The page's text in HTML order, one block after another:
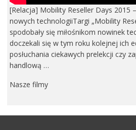
[Relacja] Mobility Reseller Days 2015
nowych technologiiTargi „Mobility
spodobały się miłośnikom nowinek
doczekali się w tym roku kolejnej ich
posłuchania ciekawych prelekcji czy
handlową …
Nasze filmy